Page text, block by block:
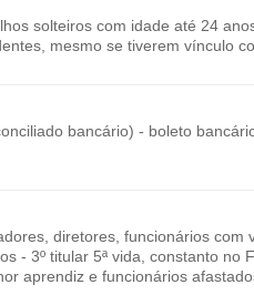
solteiros com idade até 24
mesmo se tiverem vínculo
bancário) - boleto
diretores, funcionários com
- 3º titular 5ª vida, constanto no
aprendiz e funcionários